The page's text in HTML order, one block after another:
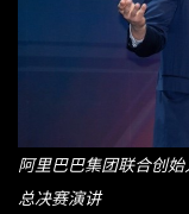
阿里巴巴集团联合创
总决赛演讲